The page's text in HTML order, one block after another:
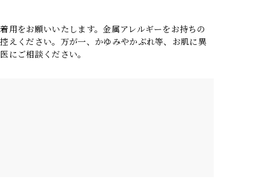
用をお願いいたします。金属アレルギーをお持ちの
えください。万が一、かゆみやかぶれ等、お肌に異
にご相談ください。